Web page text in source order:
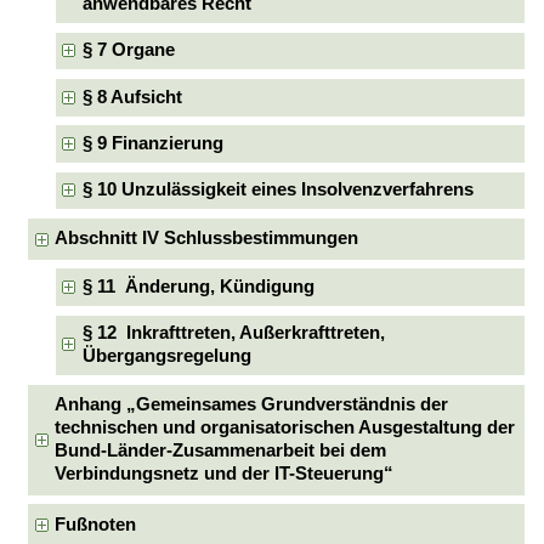
§ 7 Organe
§ 8 Aufsicht
§ 9 Finanzierung
§ 10 Unzulässigkeit eines Insolvenzverfahrens
Abschnitt IV Schlussbestimmungen
§ 11 Änderung, Kündigung
§ 12 Inkrafttreten, Außerkrafttreten,
Übergangsregelung
Anhang „Gemeinsames Grundverständnis der
technischen und organisatorischen Ausgestaltung der
Bund-Länder-Zusammenarbeit bei dem
Verbindungsnetz und der IT-Steuerung“
Fußnoten